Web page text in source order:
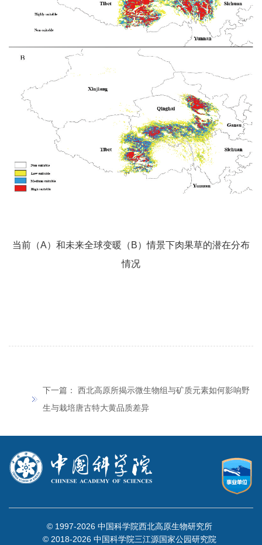
当前（A）和未来全球变暖（B）情景下肉果草的潜在分布
情况
下一篇： 西北高原所揭示微生物组与矿质元素如何影响野
生与栽培唐古特大黄品质差异
© 1997-2026 中国科学院西北高原生物研究所
© 2018-2026 中国科学院三江源国家公园研究院